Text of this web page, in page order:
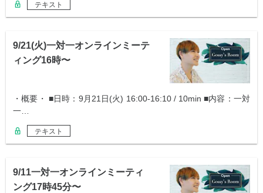
テキスト
9/21(火)一対一オンラインミーテ
ィング16時〜
・概要・ ■日時：9月21日(火) 16:00-16:10 / 10min ■内容：一対
一…
テキスト
9/11一対一オンラインミーティ
ング17時45分〜